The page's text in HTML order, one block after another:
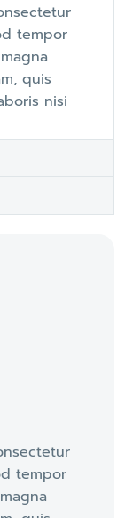
tempor
quis
nisi
tempor